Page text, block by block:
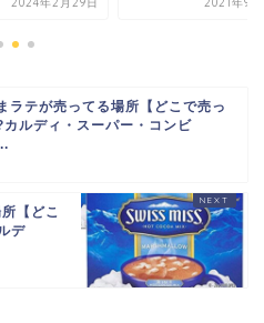
ラテが売ってる場所【どこで売っ
カルディ・スーパー・コンビ
【どこ
デ